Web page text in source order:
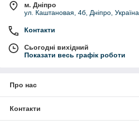
м. Дніпро
ул. Каштановая, 4б, Дніпро, Україна
Контакти
Сьогодні вихідний
Показати весь графік роботи
Про нас
Контакти